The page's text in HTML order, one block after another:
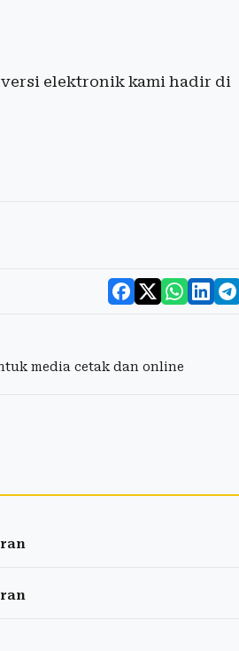
elektronik kami hadir di
media cetak dan online